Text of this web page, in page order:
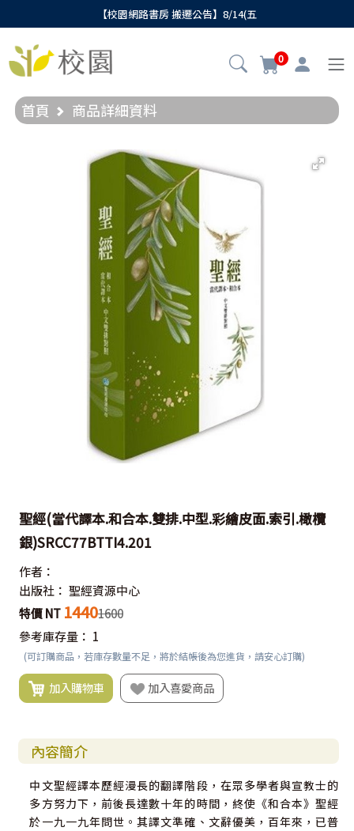
【校園網路書房 搬遷公告】8/14(五
0
首頁 商品詳細資料
聖經(當代譯本.和合本.雙排.中型.彩繪皮面.索引.橄欖
銀)SRCC77BTTI4.201
作者：
出版社： 聖經資源中心
特價 NT 14401600
參考庫存量： 1
(可訂購商品，若庫存數量不足，將於結帳後為您進貨，請安心訂購)
加入購物車 加入喜愛商品
內容簡介
中文聖經譯本歷經漫長的翻譯階段，在眾多學者與宣教士的
多方努力下，前後長達數十年的時間，終使《和合本》聖經
於一九一九年問世。其譯文準確、文辭優美，百年來，已普